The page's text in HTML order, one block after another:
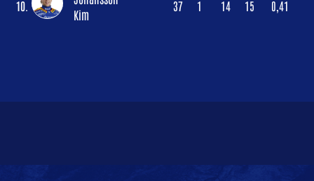
10.
Kim
37 1 14 15 0,41